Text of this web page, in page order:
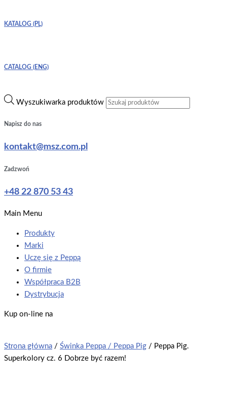
KATALOG (PL)
CATALOG (ENG)
Wyszukiwarka produktów
Napisz do nas
kontakt@msz.com.pl
Zadzwoń
+48 22 870 53 43
Main Menu
Produkty
Marki
Uczę się z Peppą
O firmie
Współpraca B2B
Dystrybucja
Kup on-line na
Strona główna / Świnka Peppa / Peppa Pig / Peppa Pig.
Superkolory cz. 6 Dobrze być razem!